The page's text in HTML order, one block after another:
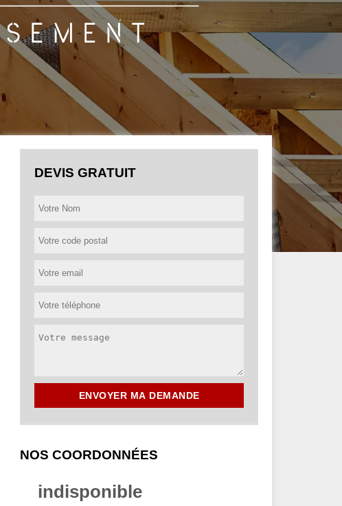
DEVIS GRATUIT
NOS COORDONNÉES
indisponible